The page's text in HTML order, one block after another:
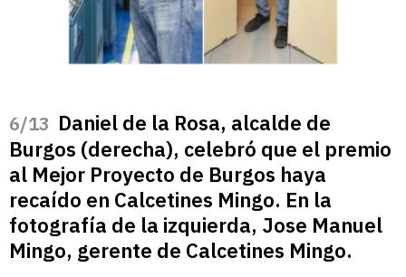
/13 Daniel de la Rosa, alcalde de
Burgos (derecha), celebró que el premio
al Mejor Proyecto de Burgos haya
recaído en Calcetines Mingo. En la
fotografía de la izquierda, Jose Manuel
Mingo, gerente de Calcetines Mingo.